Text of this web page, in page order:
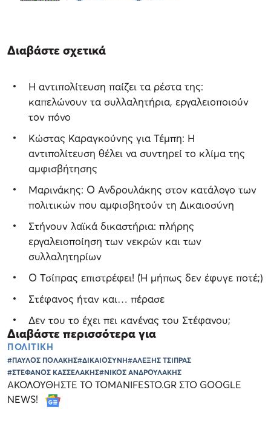
Διαβάστε σχετικά
Η αντιπολίτευση παίζει τα ρέστα της:
καπελώνουν τα συλλαλητήρια, εργαλειοποιούν
τον πόνο
Κώστας Καραγκούνης για Τέμπη: Η
αντιπολίτευση θέλει να συντηρεί το κλίμα της
αμφισβήτησης
Μαρινάκης: Ο Ανδρουλάκης στον κατάλογο των
πολιτικών που αμφισβητούν τη Δικαιοσύνη
Στήνουν λαϊκά δικαστήρια: πλήρης
εργαλειοποίηση των νεκρών και των
συλλαλητηρίων
Ο Τσίπρας επιστρέφει! (Ή μήπως δεν έφυγε ποτέ;)
Στέφανος ήταν και… πέρασε
Δεν του το έχει πει κανένας του Στέφανου;
Διαβάστε περισσότερα για
ΠΟΛΙΤΙΚΗ
#ΠΑΥΛΟΣ ΠΟΛΑΚΗΣ#ΔΙΚΑΙΟΣΥΝΗ#ΑΛΕΞΗΣ ΤΣΙΠΡΑΣ
#ΣΤΕΦΑΝΟΣ ΚΑΣΣΕΛΑΚΗΣ#ΝΙΚΟΣ ΑΝΔΡΟΥΛΑΚΗΣ
ΑΚΟΛΟΥΘΗΣΤΕ ΤΟ TOMANIFESTO.GR ΣΤΟ GOOGLE
NEWS!